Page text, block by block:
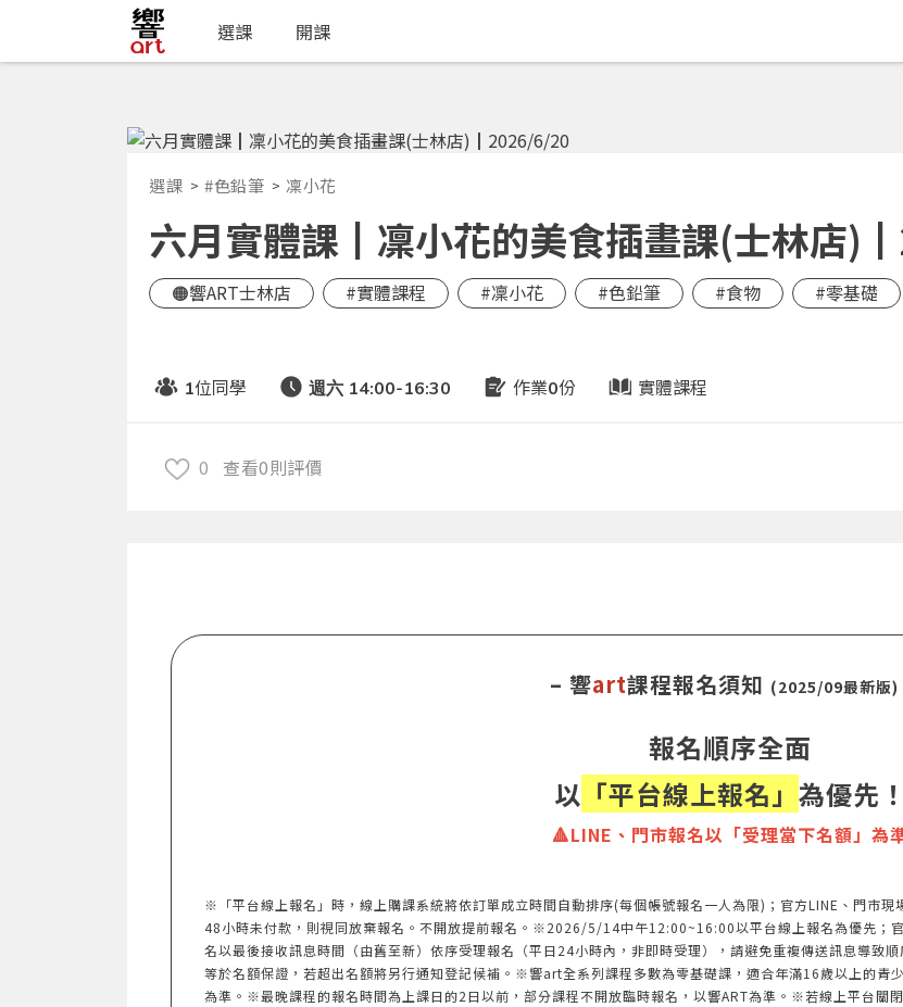
選課 開課
選課 #色鉛筆 凜小花
六月實體課┃凜小花的美食插畫課(士林店
🟠響ART士林店 #實體課程 #凜小花 #色鉛筆 #食物 #零基礎
1位同學 週六 14:00-16:30 作業0份 實體課程
0 查看0則評價
– 響art課程報名須知 (2025/09最新版)
報名順序全面
以 「平台線上報名」 為優先！
🔺LINE、門市報名以「受理當下名額」為
※「平台線上報名」時，線上購課系統將依訂單成立時間自動排序(每個帳號報名一人為限)；官方LINE、門市
48小時未付款，則視同放棄報名。不開放提前報名。※2026/5/14中午12:00~16:00以平台線上報名為優先；
名以最後接收訊息時間（由舊至新）依序受理報名（平日24小時內，非即時受理），請避免重複傳送訊息導致
等於名額保證，若超出名額將另行通知登記候補。※響art全系列課程多數為零基礎課，適合年滿16歲以上的青
為準。※最晚課程的報名時間為上課日的2日以前，部分課程不開放臨時報名，以響ART為準。※若線上平台關